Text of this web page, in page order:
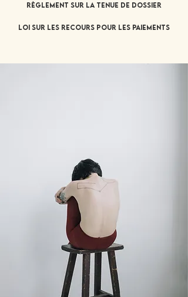
Règlement sur la tenue de dossier
Loi sur les recours pour les paiements